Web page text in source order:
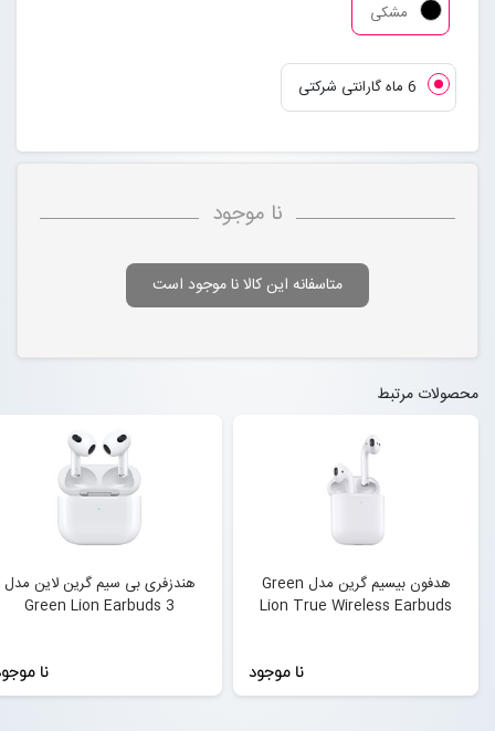
ورود به سایت
مشکی
6 ماه گارانتی شرکتی
نا موجود
متاسفانه این کالا نا موجود است
محصولات مرتبط
هدفون بیسیم گرین مدل Green
Lion True Wireless Earbuds
نا موجود
هندزفری بی سیم گرین لاین مدل
Green Lion Earbuds 3
نا